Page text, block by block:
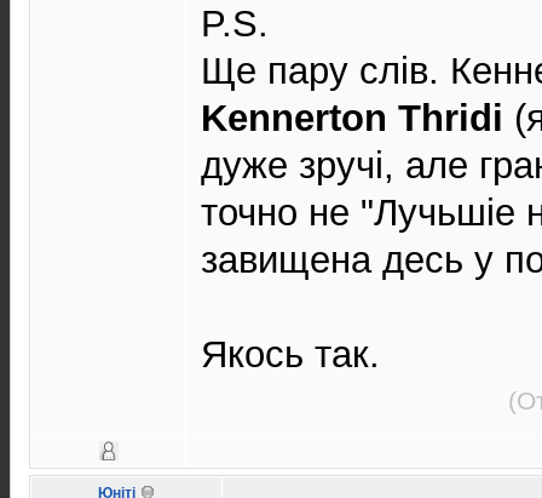
P.S.
Ще пару слів.
Kennerton Thridi
дуже зручі, але
точно не "Лучьшіе
завищена десь у
Якось так.
Юнiтi